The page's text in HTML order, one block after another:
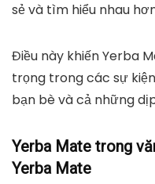
sẻ và tìm hiểu nhau
Điều này khiến Yerba
trọng trong các sự
bạn bè và cả những
Yerba Mate trong
Yerba Mate